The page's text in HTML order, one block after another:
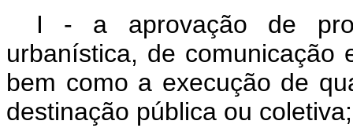
I - a aprovação de
urbanística, de comunicação
bem como a execução de
destinação pública ou coletiva;